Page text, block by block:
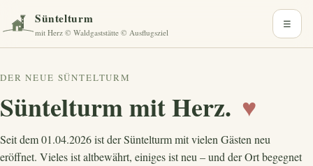
Süntelturm
mit Herz © Waldgaststätte © Ausflugsziel
☰
DER NEUE SÜNTELTURM
Süntelturm mit Herz. ♥
Seit dem 01.04.2026 ist der Süntelturm mit vielen Gästen neu
eröffnet. Vieles ist altbewährt, einiges ist neu – und der Ort begegnet